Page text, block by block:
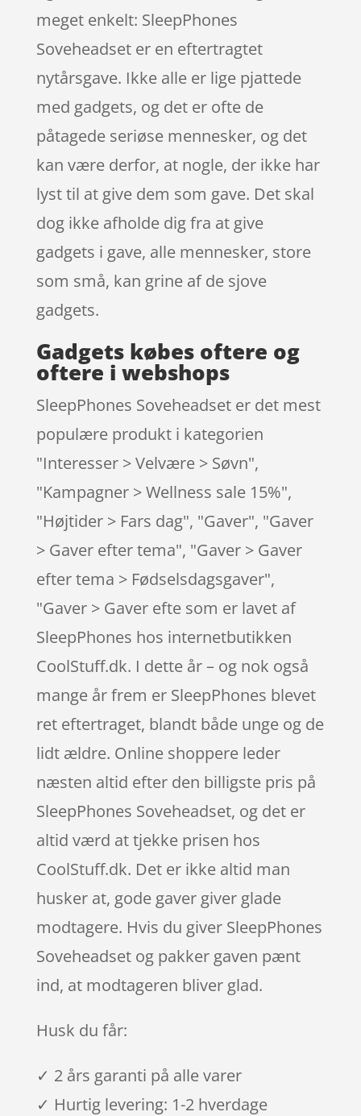
meget enkelt: SleepPhones
Soveheadset er en eftertragtet
nytårsgave. Ikke alle er lige pjattede
med gadgets, og det er ofte de
påtagede seriøse mennesker, og det
kan være derfor, at nogle, der ikke har
lyst til at give dem som gave. Det skal
dog ikke afholde dig fra at give
gadgets i gave, alle mennesker, store
som små, kan grine af de sjove
gadgets.
Gadgets købes oftere og
oftere i webshops
SleepPhones Soveheadset er det mest
populære produkt i kategorien
"Interesser > Velvære > Søvn",
"Kampagner > Wellness sale 15%",
"Højtider > Fars dag", "Gaver", "Gaver
> Gaver efter tema", "Gaver > Gaver
efter tema > Fødselsdagsgaver",
"Gaver > Gaver efte som er lavet af
SleepPhones hos internetbutikken
CoolStuff.dk. I dette år – og nok også
mange år frem er SleepPhones blevet
ret eftertraget, blandt både unge og de
lidt ældre. Online shoppere leder
næsten altid efter den billigste pris på
SleepPhones Soveheadset, og det er
altid værd at tjekke prisen hos
CoolStuff.dk. Det er ikke altid man
husker at, gode gaver giver glade
modtagere. Hvis du giver SleepPhones
Soveheadset og pakker gaven pænt
ind, at modtageren bliver glad.
Husk du får:
✓ 2 års garanti på alle varer
✓ Hurtig levering: 1-2 hverdage